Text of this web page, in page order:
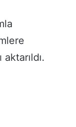
aktarıldı.